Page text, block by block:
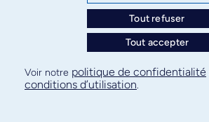
Plan de site
Confidentialité
Tout refuser
Tout accepter
Voir notre politique de confidentialité
conditions d’utilisation.